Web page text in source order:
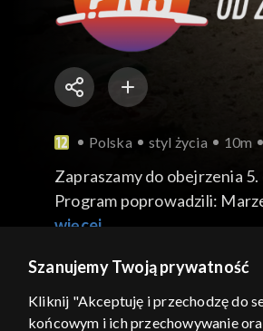
Polska styl życia 10m
Zapraszamy do obejrzenia
Program poprowadzili:
więcej
Sezony i odcinki
Szanujemy Twoją prywatność
Kliknij "Akceptuję i przechodzę do
końcowym i ich przechowywanie